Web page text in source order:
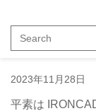
icText
2023年11月28日
平素は